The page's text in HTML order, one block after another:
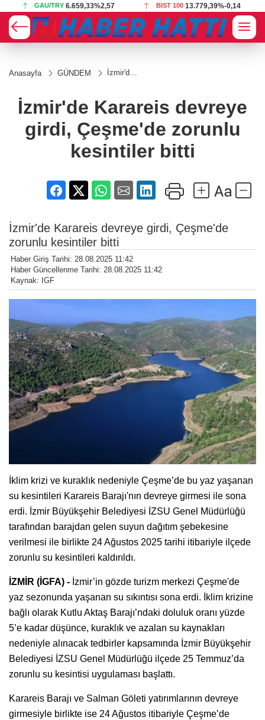
GAU/TRY 6.659,33%2,57 BIST 100 13.779,39%-0,14
Anasayfa GÜNDEM
İzmir'de
Çeşme'de
kesintiler
bitti
İzmir'de Karareis devreye
girdi, Çeşme'de zorunlu
kesintiler bitti
İzmir'de Karareis devreye girdi, Çeşme'de
zorunlu kesintiler bitti
Haber Giriş Tarihi: 28.08.2025 11:42
Haber Güncellenme Tarihi: 28.08.2025 11:42
Kaynak: IGF
İklim krizi ve kuraklık nedeniyle Çeşme’de bu yaz yaşanan
su kesintileri Karareis Barajı'nın devreye girmesi ile sona
erdi. İzmir Büyükşehir Belediyesi İZSU Genel Müdürlüğü
tarafından barajdan gelen suyun dağıtım şebekesine
verilmesi ile birlikte 24 Ağustos 2025 tarihi itibariyle ilçede
zorunlu su kesintileri kaldırıldı.
İZMİR (İGFA) - İzmir’in gözde turizm merkezi Çeşme'de
yaz sezonunda yaşanan su sıkıntısı sona erdi. İklim krizine
bağlı olarak Kutlu Aktaş Barajı’ndaki doluluk oranı yüzde
5’e kadar düşünce, kuraklık ve azalan su kaynakları
nedeniyle alınacak tedbirler kapsamında İzmir Büyükşehir
Belediyesi İZSU Genel Müdürlüğü ilçede 25 Temmuz’da
zorunlu su kesintisi uygulaması başlattı.
Karareis Barajı ve Salman Göleti yatırımlarının devreye
girmesiyle birlikte ise 24 Ağustos itibariyle Çeşme’de